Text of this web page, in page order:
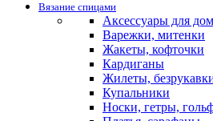
Вязание спицами
Аксессуары для
Варежки, митенки
Жакеты, кофточки
Кардиганы
Жилеты,
Купальники
Носки, гетры,